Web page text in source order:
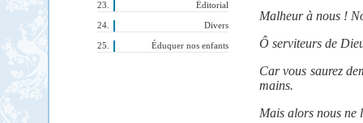
Éditorial
Divers
Éduquer nos enfants
Malheur à nous !
Ô serviteurs de
Car vous saurez
mains.
Mais alors nous ne